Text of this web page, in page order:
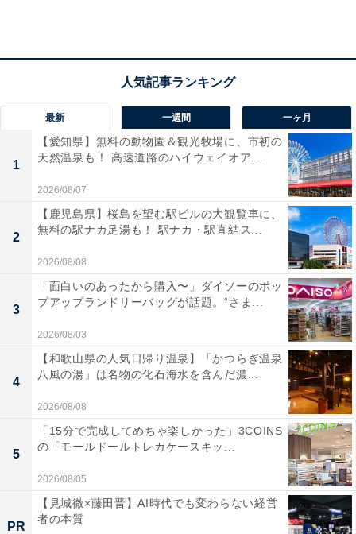
2位に選ばれたのは、その他さまざまなYouTubeチャン
ネル。名前が挙がったのは、YouTuber・わさびさんがさ
まざまな物を食べてそのそしゃく音を紹介する『わさび
の食べる音』や、レオくんという男の子がアンパンマン
のおもちゃで遊ぶ姿や、自宅や出掛け先で遊ぶ様子をア
ップした『トイキッズ』などの動画でした。
『わさびの食べる音』：咀嚼音が好きなので、『トイキ
ッズ』：完全子供向けの動画になっていてよく見てマネ
して遊んでます、『BTS、韓国人のASMR』：BTSはか
っこいいから。韓国人の食べてる音が本当に食べたくな
る程の良い音だから、などの回答が聞かれました。
最新 一週間 一ヶ月
1
【愛知県】無料の動物園＆観光牧場に、市初の
天然温泉も！ 高速道路のハイウェイオア...
2026/08/07
2
【鹿児島県】桜島を望む駅ビルの大観覧車に、
無料の駅ナカ足湯も！ 駅ナカ・駅直結ス...
2026/08/08
3
「面白いのあったから購入〜」ダイソーのポッ
プアップランドリーバッグが話題。“さま...
2026/08/03
4
【和歌山県の人気日帰り温泉】「かつらぎ温泉
八風の湯」は名物の化石海水を含んだ濃...
2026/08/08
5
「15分で完成してめちゃ楽しかった」3COINS
の「モールドールトレカケースキッ...
2026/08/05
PR
【見城徹×藤田晋】AI時代でも変わらない経営
者の本質